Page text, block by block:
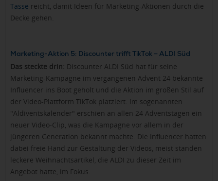
Tasse reicht, damit Ideen für Marketing-Aktionen durch die
Decke gehen.
Marketing-Aktion 5: Discounter trifft TikTok – ALDI Süd
Das steckte drin: Discounter ALDI Süd hat für seine
Marketing-Kampagne im vergangenen Advent 24 bekannte
Influencer ins Boot geholt und die Aktion im großen Stil auf
der Video-Plattform TikTok platziert. Im sogenannten
"Aldiventskalender" erschien an allen 24 Adventstagen ein
neuer Video-Clip, was die Kampagne vor allem in der
jüngeren Generation bekannt machte. Die Influencer hatten
dabei freie Hand zur Gestaltung der Videos, meist standen
leckere Weihnachtsartikel, die ALDI zu dieser Zeit im
Angebot hatte, im Fokus.